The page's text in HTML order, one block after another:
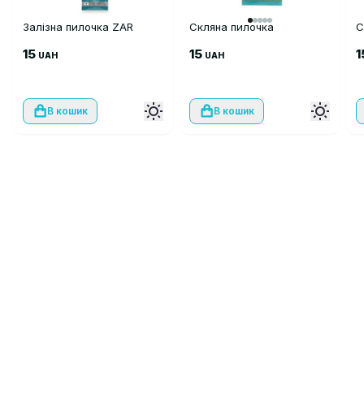
Залізна пилочка ZAR
15 UAH
В кошик
Скляна пилочка
15 UAH
В кошик